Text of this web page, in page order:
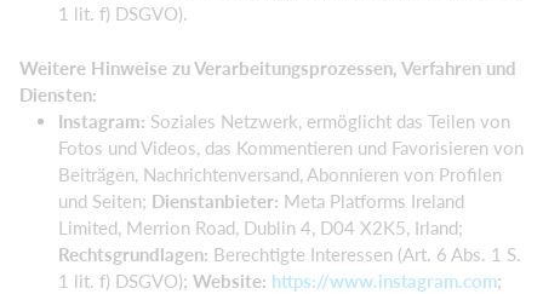
1 lit. f) DSGVO).
Weitere Hinweise zu Verarbeitungsprozessen, Verfahren und
Diensten:
Instagram: Soziales Netzwerk, ermöglicht das Teilen von
Fotos und Videos, das Kommentieren und Favorisieren von
Beiträgen, Nachrichtenversand, Abonnieren von Profilen
und Seiten; Dienstanbieter: Meta Platforms Ireland
Limited, Merrion Road, Dublin 4, D04 X2K5, Irland;
Rechtsgrundlagen: Berechtigte Interessen (Art. 6 Abs. 1 S.
1 lit. f) DSGVO); Website: https://www.instagram.com;